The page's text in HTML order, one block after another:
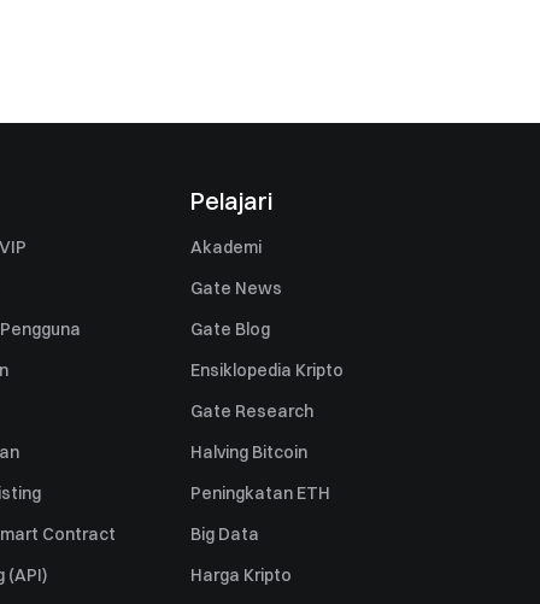
Contract
(API)
Pelajari
Akademi
Gate News
Gate Blog
Ensiklopedia Kripto
Gate Research
Halving Bitcoin
Peningkatan ETH
Big Data
Harga Kripto